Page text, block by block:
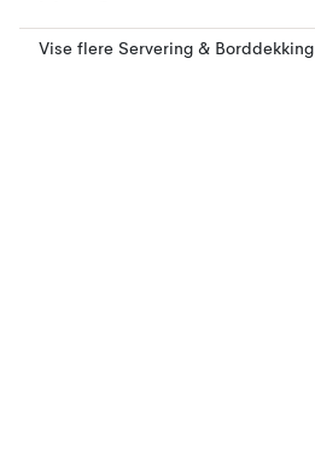
Vise flere Servering & Borddekking